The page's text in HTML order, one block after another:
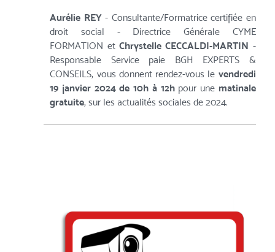
Aurélie REY- Consultante/Formatrice certifiée en
droit social - Directrice Générale CYME
FORMATION et Chrystelle CECCALDI-MARTIN -
Responsable Service paie BGH EXPERTS &
CONSEILS, vous donnent rendez-vous le vendredi
19 janvier 2024 de 10h à 12hpour une matinale
gratuite, sur les actualités sociales de 2024.